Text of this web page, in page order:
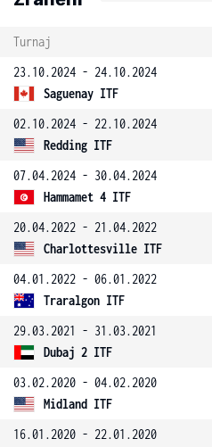
Turnaj
23.10.2024 - 24.10.2024
Saguenay ITF
02.10.2024 - 22.10.2024
Redding ITF
07.04.2024 - 30.04.2024
Hammamet 4 ITF
20.04.2022 - 21.04.2022
Charlottesville ITF
04.01.2022 - 06.01.2022
Traralgon ITF
29.03.2021 - 31.03.2021
Dubaj 2 ITF
03.02.2020 - 04.02.2020
Midland ITF
16.01.2020 - 22.01.2020